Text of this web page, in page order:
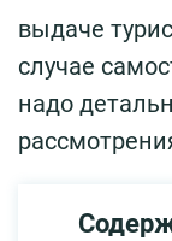
выдаче
случае
надо